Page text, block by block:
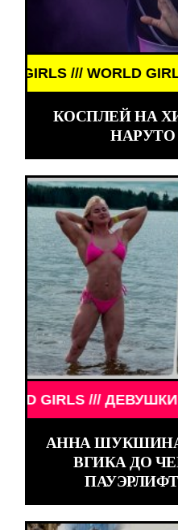
/// WORLD GIRLS
КОСПЛЕЙ НА
НАРУТО
/// ДЕВУШКИ
АННА
ВГИКА ДО